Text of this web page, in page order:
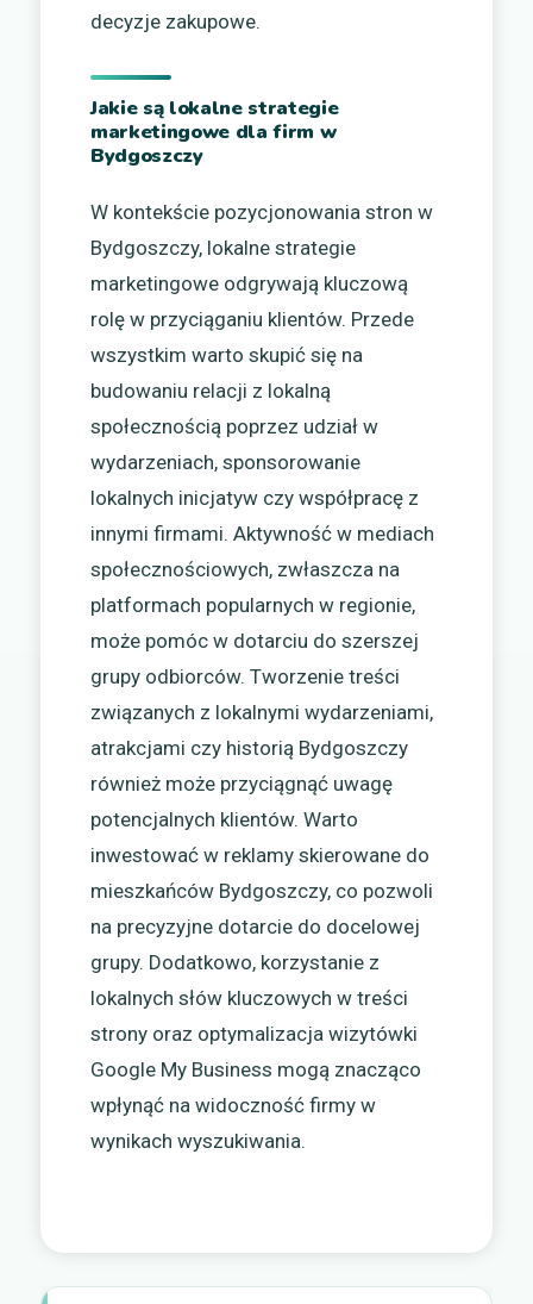
decyzje zakupowe.
Jakie są lokalne strategie
marketingowe dla firm w
Bydgoszczy
W kontekście pozycjonowania stron w
Bydgoszczy, lokalne strategie
marketingowe odgrywają kluczową
rolę w przyciąganiu klientów. Przede
wszystkim warto skupić się na
budowaniu relacji z lokalną
społecznością poprzez udział w
wydarzeniach, sponsorowanie
lokalnych inicjatyw czy współpracę z
innymi firmami. Aktywność w mediach
społecznościowych, zwłaszcza na
platformach popularnych w regionie,
może pomóc w dotarciu do szerszej
grupy odbiorców. Tworzenie treści
związanych z lokalnymi wydarzeniami,
atrakcjami czy historią Bydgoszczy
również może przyciągnąć uwagę
potencjalnych klientów. Warto
inwestować w reklamy skierowane do
mieszkańców Bydgoszczy, co pozwoli
na precyzyjne dotarcie do docelowej
grupy. Dodatkowo, korzystanie z
lokalnych słów kluczowych w treści
strony oraz optymalizacja wizytówki
Google My Business mogą znacząco
wpłynąć na widoczność firmy w
wynikach wyszukiwania.